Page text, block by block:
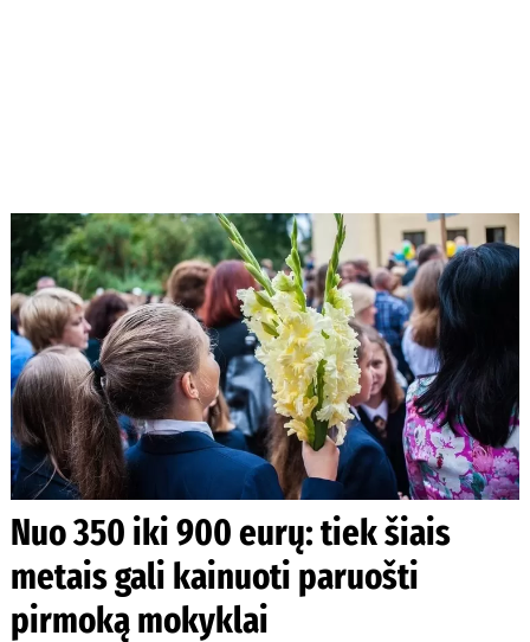
Nuo 350 iki 900 eurų: tiek šiais
metais gali kainuoti paruošti
pirmoką mokyklai